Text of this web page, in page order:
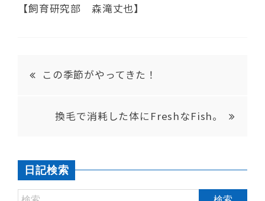
【飼育研究部 森滝丈也】
この季節がやってきた！
換毛で消耗した体にFreshなFish。
日記検索